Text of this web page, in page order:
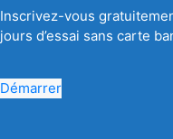
Inscrivez-vous
jours d’essai sans carte
Démarrer